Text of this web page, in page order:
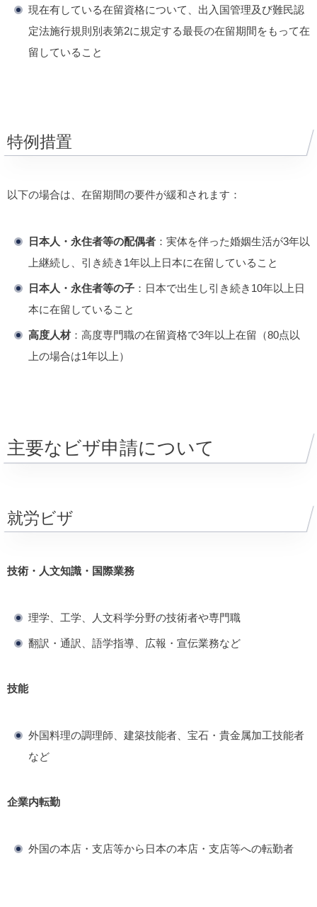
現在有している在留資格について、出入国管理及び難民認
定法施行規則別表第2に規定する最長の在留期間をもって在
留していること
特例措置
以下の場合は、在留期間の要件が緩和されます：
日本人・永住者等の配偶者 ：実体を伴った婚姻生活が3年以
上継続し、引き続き1年以上日本に在留していること
日本人・永住者等の子 ：日本で出生し引き続き10年以上日
本に在留していること
高度人材：高度専門職の在留資格で3年以上在留（80点以
上の場合は1年以上）
主要なビザ申請について
就労ビザ
技術・人文知識・国際業務
理学、工学、人文科学分野の技術者や専門職
翻訳・通訳、語学指導、広報・宣伝業務など
技能
外国料理の調理師、建築技能者、宝石・貴金属加工技能者
など
企業内転勤
外国の本店・支店等から日本の本店・支店等への転勤者